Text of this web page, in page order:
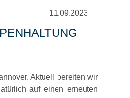
11.09.2023
Aktuell bereiten wir
auf einen erneuten